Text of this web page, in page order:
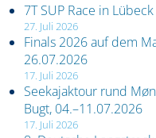
7T SUP Race in
27. Juli 2026
Finals 2026 auf dem
26.07.2026
17. Juli 2026
Seekajaktour rund
Bugt, 04.–11.07.2026
17. Juli 2026